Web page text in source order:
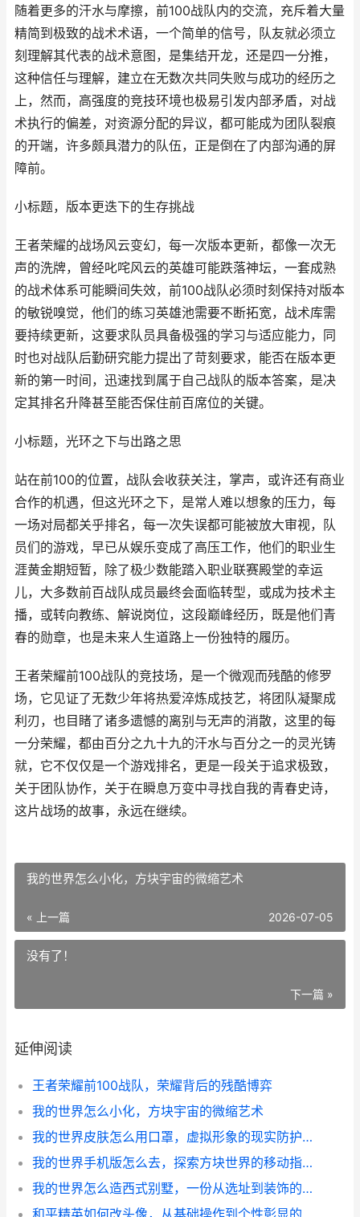
随着更多的汗水与摩擦，前100战队内的交流，充斥着大量
精简到极致的战术术语，一个简单的信号，队友就必须立
刻理解其代表的战术意图，是集结开龙，还是四一分推，
这种信任与理解，建立在无数次共同失败与成功的经历之
上，然而，高强度的竞技环境也极易引发内部矛盾，对战
术执行的偏差，对资源分配的异议，都可能成为团队裂痕
的开端，许多颇具潜力的队伍，正是倒在了内部沟通的屏
障前。
小标题，版本更迭下的生存挑战
王者荣耀的战场风云变幻，每一次版本更新，都像一次无
声的洗牌，曾经叱咤风云的英雄可能跌落神坛，一套成熟
的战术体系可能瞬间失效，前100战队必须时刻保持对版本
的敏锐嗅觉，他们的练习英雄池需要不断拓宽，战术库需
要持续更新，这要求队员具备极强的学习与适应能力，同
时也对战队后勤研究能力提出了苛刻要求，能否在版本更
新的第一时间，迅速找到属于自己战队的版本答案，是决
定其排名升降甚至能否保住前百席位的关键。
小标题，光环之下与出路之思
站在前100的位置，战队会收获关注，掌声，或许还有商业
合作的机遇，但这光环之下，是常人难以想象的压力，每
一场对局都关乎排名，每一次失误都可能被放大审视，队
员们的游戏，早已从娱乐变成了高压工作，他们的职业生
涯黄金期短暂，除了极少数能踏入职业联赛殿堂的幸运
儿，大多数前百战队成员最终会面临转型，或成为技术主
播，或转向教练、解说岗位，这段巅峰经历，既是他们青
春的勋章，也是未来人生道路上一份独特的履历。
王者荣耀前100战队的竞技场，是一个微观而残酷的修罗
场，它见证了无数少年将热爱淬炼成技艺，将团队凝聚成
利刃，也目睹了诸多遗憾的离别与无声的消散，这里的每
一分荣耀，都由百分之九十九的汗水与百分之一的灵光铸
就，它不仅仅是一个游戏排名，更是一段关于追求极致，
关于团队协作，关于在瞬息万变中寻找自我的青春史诗，
这片战场的故事，永远在继续。
我的世界怎么小化，方块宇宙的微缩艺术
« 上一篇 2026-07-05
没有了！
下一篇 »
延伸阅读
王者荣耀前100战队，荣耀背后的残酷博弈
我的世界怎么小化，方块宇宙的微缩艺术
我的世界皮肤怎么用口罩，虚拟形象的现实防护思考
我的世界手机版怎么去，探索方块世界的移动指南
我的世界怎么造西式别墅，一份从选址到装饰的建造指南